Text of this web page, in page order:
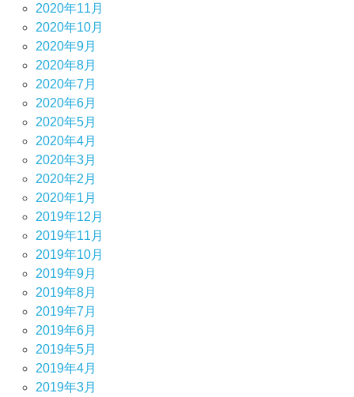
2020年11月
2020年10月
2020年9月
2020年8月
2020年7月
2020年6月
2020年5月
2020年4月
2020年3月
2020年2月
2020年1月
2019年12月
2019年11月
2019年10月
2019年9月
2019年8月
2019年7月
2019年6月
2019年5月
2019年4月
2019年3月